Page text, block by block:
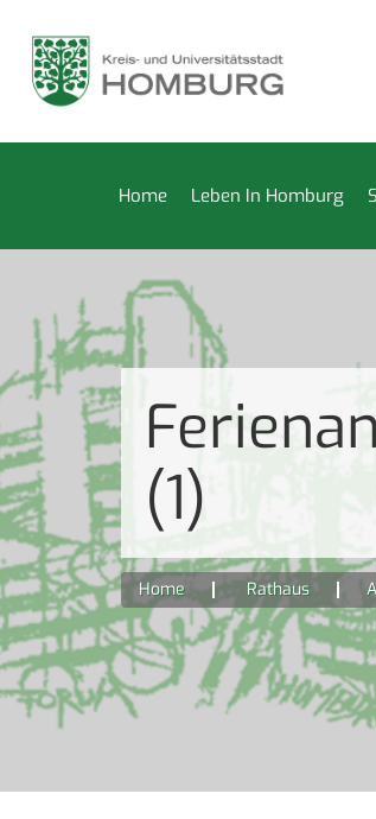
Städtische Kleiderkammer bis 14. August
Home Leben In Homburg
(1)
Home Rathaus